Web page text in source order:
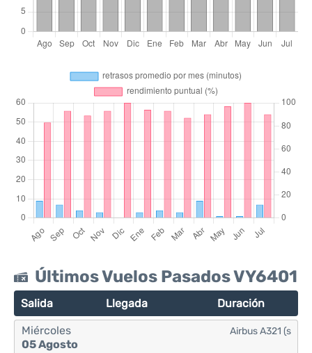
Últimos Vuelos Pasados VY6401
Salida Llegada Duración
Miércoles
05 Agosto
Airbus A321 (s